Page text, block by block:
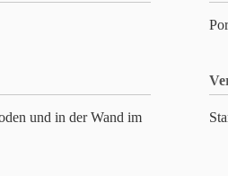
und in der Wand im